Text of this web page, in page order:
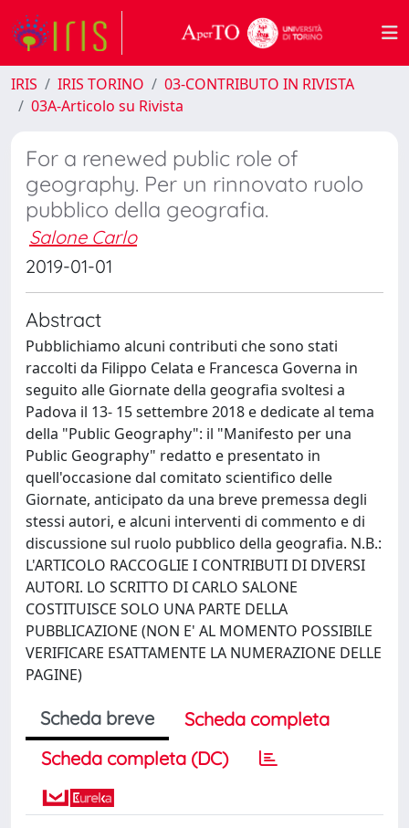
IRIS IRIS TORINO
03-CONTRIBUTO IN RIVISTA
03A-Articolo su Rivista
For a renewed public role of
geography. Per un rinnovato ruolo
pubblico della geografia.
Salone Carlo
2019-01-01
Abstract
Pubblichiamo alcuni contributi che sono stati
raccolti da Filippo Celata e Francesca Governa in
seguito alle Giornate della geografia svoltesi a
Padova il 13- 15 settembre 2018 e dedicate al tema
della "Public Geography": il "Manifesto per una
Public Geography" redatto e presentato in
quell'occasione dal comitato scientifico delle
Giornate, anticipato da una breve premessa degli
stessi autori, e alcuni interventi di commento e di
discussione sul ruolo pubblico della geografia. N.B.:
L'ARTICOLO RACCOGLIE I CONTRIBUTI DI DIVERSI
AUTORI. LO SCRITTO DI CARLO SALONE
COSTITUISCE SOLO UNA PARTE DELLA
PUBBLICAZIONE (NON E' AL MOMENTO POSSIBILE
VERIFICARE ESATTAMENTE LA NUMERAZIONE DELLE
PAGINE)
Scheda breve
Scheda completa
Scheda completa (DC)